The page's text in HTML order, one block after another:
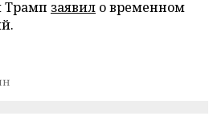
Трамп заявил о временном